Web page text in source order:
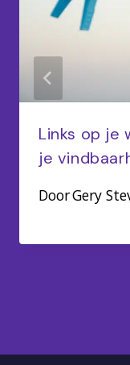
Links op je
je
DoorGery